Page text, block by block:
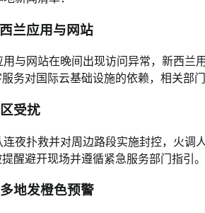
兰应用与网站
与网站在晚间出现访问异常，新西
务对国际云基础设施的依赖，相关部
受扰
夜扑救并对周边路段实施封控，火调
醒避开现场并遵循紧急服务部门指引。
地发橙色预警